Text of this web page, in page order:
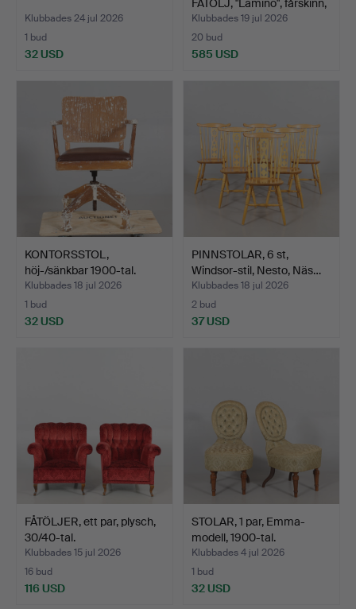
Klubbades 24 jul 2026
1 bud
32 USD
FÅTÖLJ, "Lamino", fårskinn,
…
Klubbades 19 jul 2026
20 bud
585 USD
KONTORSSTOL,
höj-/sänkbar 1900-tal.
Klubbades 18 jul 2026
1 bud
32 USD
PINNSTOLAR, 6 st,
Windsor-stil, Nesto, Näs…
Klubbades 18 jul 2026
2 bud
37 USD
FÅTÖLJER, ett par, plysch,
30/40-tal.
Klubbades 15 jul 2026
16 bud
116 USD
STOLAR, 1 par, Emma-
modell, 1900-tal.
Klubbades 4 jul 2026
1 bud
32 USD